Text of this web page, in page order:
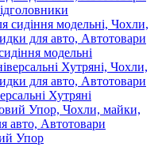
модельні
Хутряні
Упор